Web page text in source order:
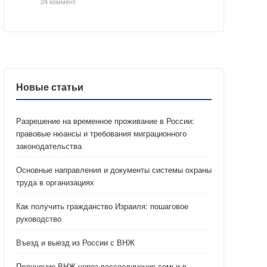
Новые статьи
Разрешение на временное проживание в России:
правовые нюансы и требования миграционного
законодательства
Основные направления и документы системы охраны
труда в организациях
Как получить гражданство Израиля: пошаговое
руководство
Въезд и выезд из России с ВНЖ